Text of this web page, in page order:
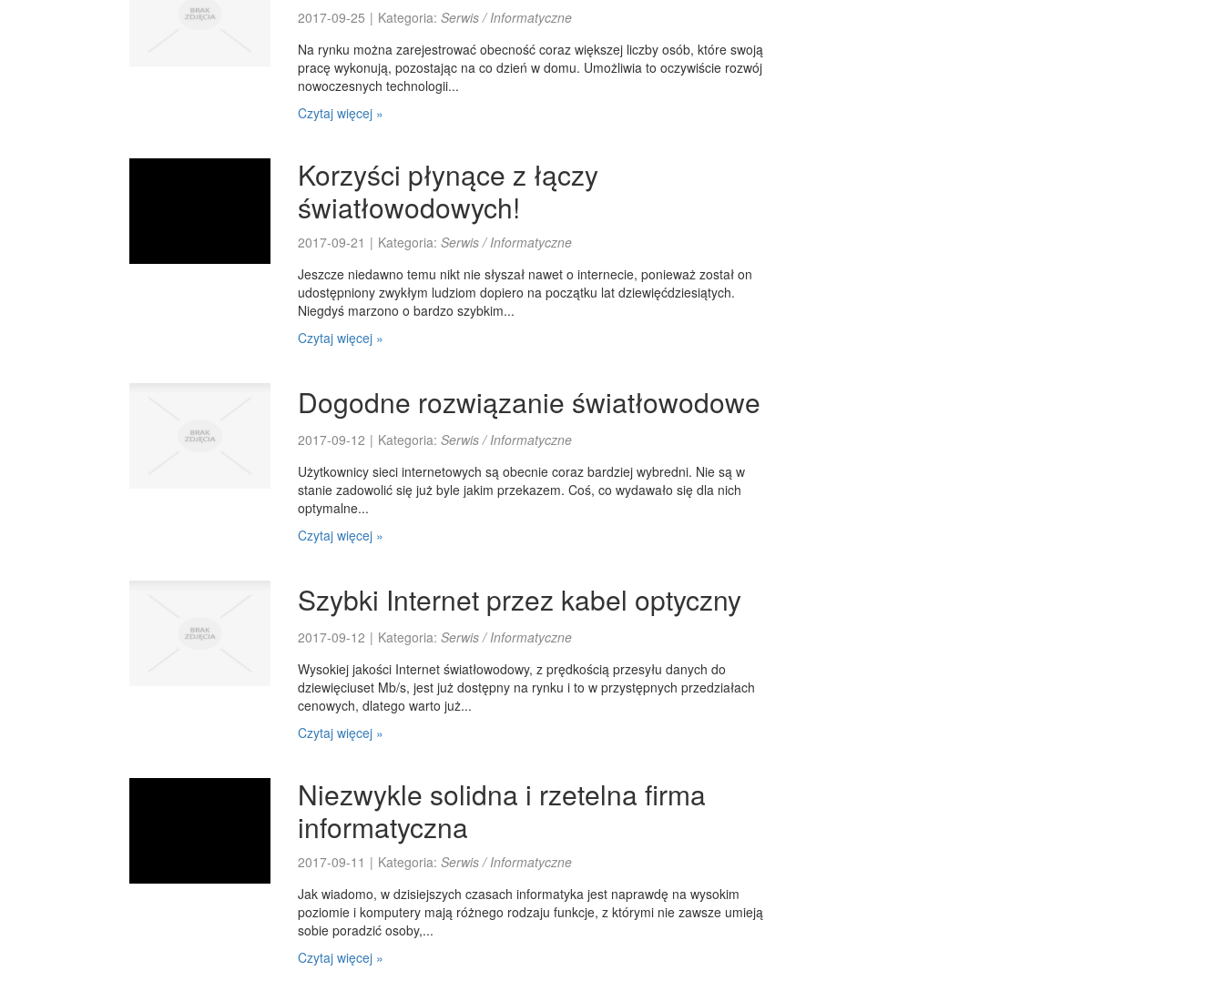
2017-09-25 | Kategoria: Serwis / Informatyczne
Na rynku można zarejestrować obecność coraz większej liczby osób, które swoją
pracę wykonują, pozostając na co dzień w domu. Umożliwia to oczywiście rozwój
nowoczesnych technologii...
Czytaj więcej »
Korzyści płynące z łączy
światłowodowych!
2017-09-21 | Kategoria: Serwis / Informatyczne
Jeszcze niedawno temu nikt nie słyszał nawet o internecie, ponieważ został on
udostępniony zwykłym ludziom dopiero na początku lat dziewięćdziesiątych.
Niegdyś marzono o bardzo szybkim...
Czytaj więcej »
Dogodne rozwiązanie światłowodowe
2017-09-12 | Kategoria: Serwis / Informatyczne
Użytkownicy sieci internetowych są obecnie coraz bardziej wybredni. Nie są w
stanie zadowolić się już byle jakim przekazem. Coś, co wydawało się dla nich
optymalne...
Czytaj więcej »
Szybki Internet przez kabel optyczny
2017-09-12 | Kategoria: Serwis / Informatyczne
Wysokiej jakości Internet światłowodowy, z prędkością przesyłu danych do
dziewięciuset Mb/s, jest już dostępny na rynku i to w przystępnych przedziałach
cenowych, dlatego warto już...
Czytaj więcej »
Niezwykle solidna i rzetelna firma
informatyczna
2017-09-11 | Kategoria: Serwis / Informatyczne
Jak wiadomo, w dzisiejszych czasach informatyka jest naprawdę na wysokim
poziomie i komputery mają różnego rodzaju funkcje, z którymi nie zawsze umieją
sobie poradzić osoby,...
Czytaj więcej »